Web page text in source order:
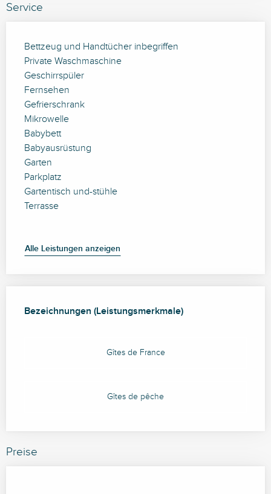
Service
Bettzeug und Handtücher inbegriffen
Private Waschmaschine
Geschirrspüler
Fernsehen
Gefrierschrank
Mikrowelle
Babybett
Babyausrüstung
Garten
Parkplatz
Gartentisch und-stühle
Terrasse
Alle Leistungen anzeigen
Bezeichnungen (Leistungsmerkmale)
Bezeichnungen (Leistungsmerkmale)
Gîtes de France
Gîtes de pêche
Preise